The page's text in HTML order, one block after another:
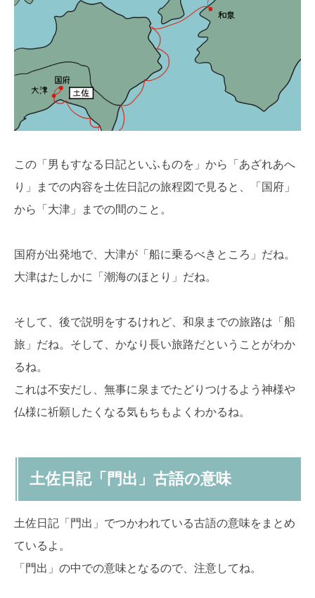
この「男もすなる日記といふものを」から「あざれあへ
り」までの内容を土佐日記の旅程図で見ると、「国府」
から「大津」までの間のこと。
国府が出発地で、大津が「船に乗るべきところ」だね。
大津はたしかに「潮海のほとり」だね。
そして、後で説明をするけれど、和泉までの旅路は「船
旅」だね。そして、かなり長い旅路だということがわか
るね。
これは不安だし、無事に泉までたどりつけるよう神様や
仏様に祈願したくなる気もちもよくわかるね。
土佐日記「門出」古語の意味
土佐日記「門出」でつかわれている古語の意味をまとめ
ているよ。
「門出」の中での意味となるので、注意してね。